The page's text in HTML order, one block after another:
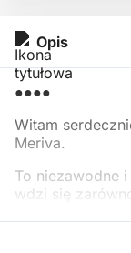
Opis
●●●●
Witam
Meriva.
To niezawodne
wdzi się